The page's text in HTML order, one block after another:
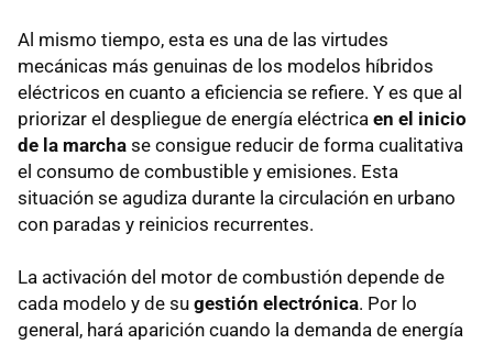
Al mismo tiempo, esta es una de las virtudes
mecánicas más genuinas de los modelos híbridos
eléctricos en cuanto a eficiencia se refiere. Y es que al
priorizar el despliegue de energía eléctrica en el inicio
de la marcha se consigue reducir de forma cualitativa
el consumo de combustible y emisiones. Esta
situación se agudiza durante la circulación en urbano
con paradas y reinicios recurrentes.
La activación del motor de combustión depende de
cada modelo y de su gestión electrónica. Por lo
general, hará aparición cuando la demanda de energía